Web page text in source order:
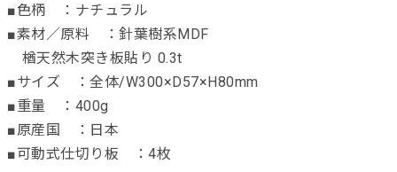
■色柄 ：ナチュラル
■素材／原料 ：針葉樹系MDF
楢天然木突き板貼り 0.3t
■サイズ ：全体/W300×D57×H80mm
■重量 ：400g
■原産国 ：日本
■可動式仕切り板 ：4枚